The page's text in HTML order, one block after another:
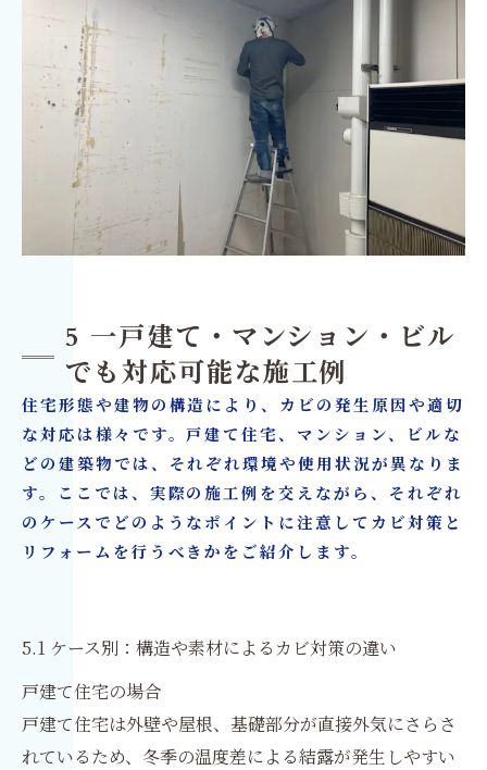
5 一戸建て・マンション・ビル
でも対応可能な施工例
住宅形態や建物の構造により、カビの発生原因や適切
な対応は様々です。戸建て住宅、マンション、ビルな
どの建築物では、それぞれ環境や使用状況が異なりま
す。ここでは、実際の施工例を交えながら、それぞれ
のケースでどのようなポイントに注意してカビ対策と
リフォームを行うべきかをご紹介します。
5.1 ケース別：構造や素材によるカビ対策の違い
戸建て住宅の場合
戸建て住宅は外壁や屋根、基礎部分が直接外気にさらさ
れているため、冬季の温度差による結露が発生しやすい